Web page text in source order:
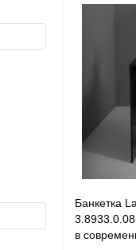
Банкетка
в